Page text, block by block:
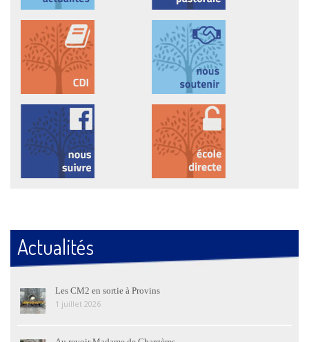
Actualités
Les CM2 en sortie à Provins
1 juillet 2026